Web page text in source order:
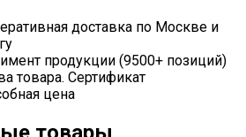
доставка по Москве и
продукции (9500+ позиций)
товара. Сертификат
цена